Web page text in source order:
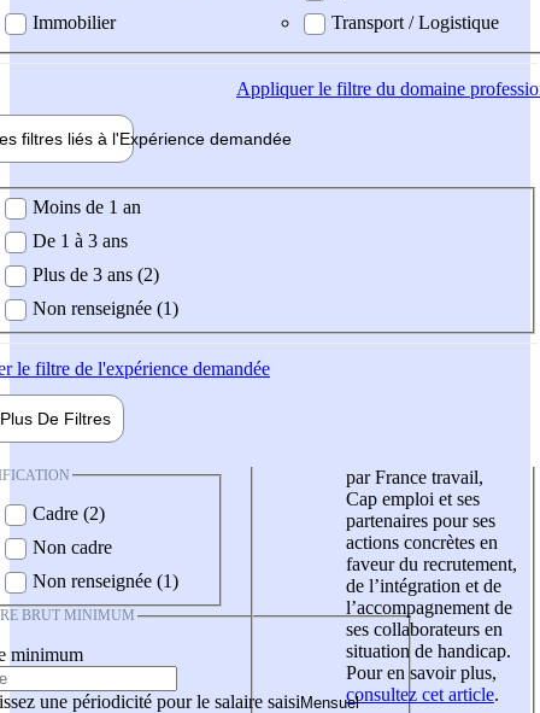
Immobilier
Transport / Logistique
Appliquerle filtre du domaine
filtres liés à l'Expérience demandée
demandée
Moins de 1 an
De 1 à 3 ans
Plus de 3 ans (2)
Non renseignée (1)
le filtre de l'expérience demandée
Plus De Filtres
Cadre (2)
Non cadre
Non renseignée (1)
BRUT MINIMUM
minimum
une périodicité pour le salaire saisi
par France travail,
Cap emploi et ses
partenaires pour ses
actions concrètes en
faveur du recrutement,
de l’intégration et de
l’accompagnement de
ses collaborateurs en
situation de handicap.
Pour en savoir plus,
consultez cet article.